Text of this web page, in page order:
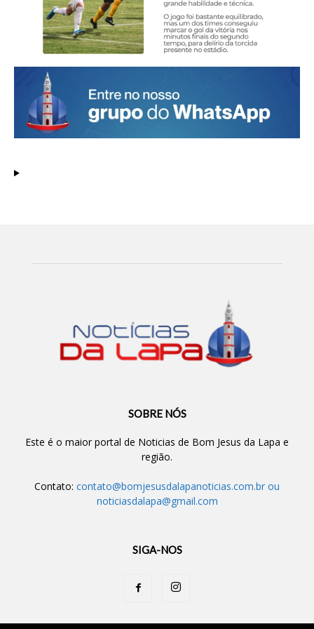
SOBRE NÓS
Este é o maior portal de Noticias de Bom Jesus da Lapa e
região.
Contato: contato@bomjesusdalapanoticias.com.br ou
noticiasdalapa@gmail.com
SIGA-NOS